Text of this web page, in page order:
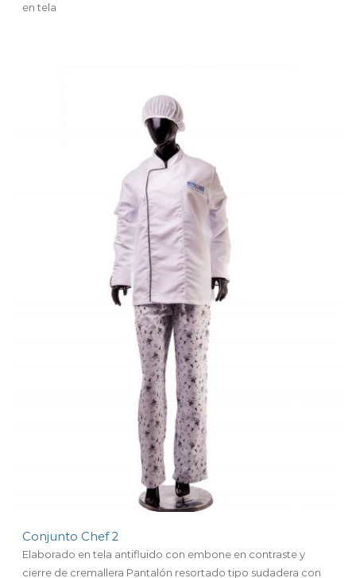
en tela
Conjunto Chef 2
Elaborado en tela antifluido con embone en contraste y
cierre de cremallera Pantalón resortado tipo sudadera con